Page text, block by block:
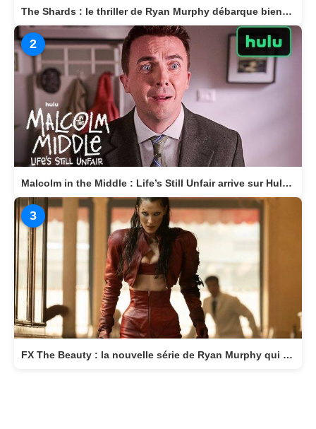
The Shards : le thriller de Ryan Murphy débarque bientôt sur Disney+
2
Malcolm in the Middle : Life’s Still Unfair arrive sur Hulu le 10 avril 2026
3
FX The Beauty : la nouvelle série de Ryan Murphy qui transforme la beauté en arme fatale